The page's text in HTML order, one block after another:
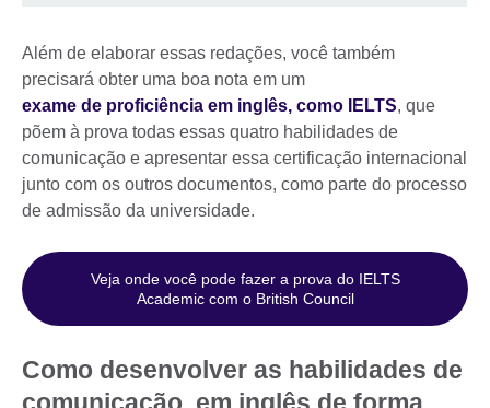
Além de elaborar essas redações, você também
precisará obter uma boa nota em um
exame de proficiência em inglês, como IELTS, que
põem à prova todas essas quatro habilidades de
comunicação e apresentar essa certificação internacional
junto com os outros documentos, como parte do processo
de admissão da universidade.
Veja onde você pode fazer a prova do IELTS
Academic com o British Council
Como desenvolver as habilidades de
comunicação em inglês de forma